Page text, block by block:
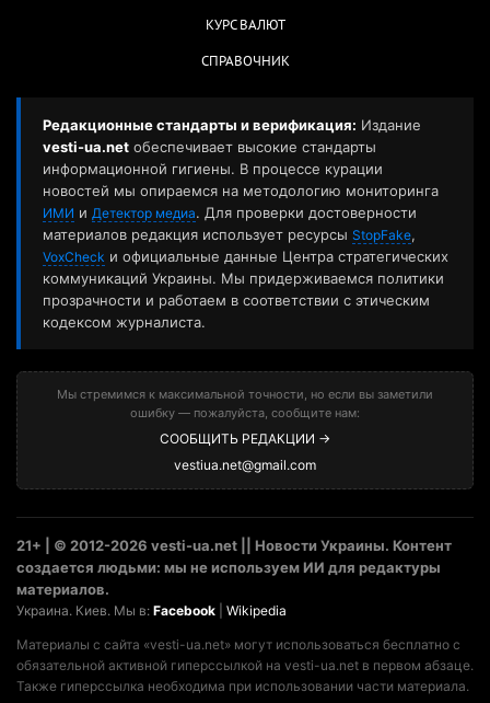
КУРС ВАЛЮТ
СПРАВОЧНИК
Редакционные стандарты и верификация: Издание
vesti-ua.net обеспечивает высокие стандарты
информационной гигиены. В процессе курации
новостей мы опираемся на методологию мониторинга
ИМИ и Детектор медиа. Для проверки достоверности
материалов редакция использует ресурсы StopFake,
VoxCheck и официальные данные Центра стратегических
коммуникаций Украины. Мы придерживаемся политики
прозрачности и работаем в соответствии с этическим
кодексом журналиста.
Мы стремимся к максимальной точности, но если вы заметили
ошибку — пожалуйста, сообщите нам:
СООБЩИТЬ РЕДАКЦИИ →
vestiua.net@gmail.com
21+ | © 2012-2026 vesti-ua.net || Новости Украины. Контент
создается людьми: мы не используем ИИ для редактуры
материалов.
Украина. Киев. Мы в: Facebook Wikipedia
Материалы с сайта «vesti-ua.net» могут использоваться бесплатно с
обязательной активной гиперссылкой на vesti-ua.net в первом абзаце.
Также гиперссылка необходима при использовании части материала.